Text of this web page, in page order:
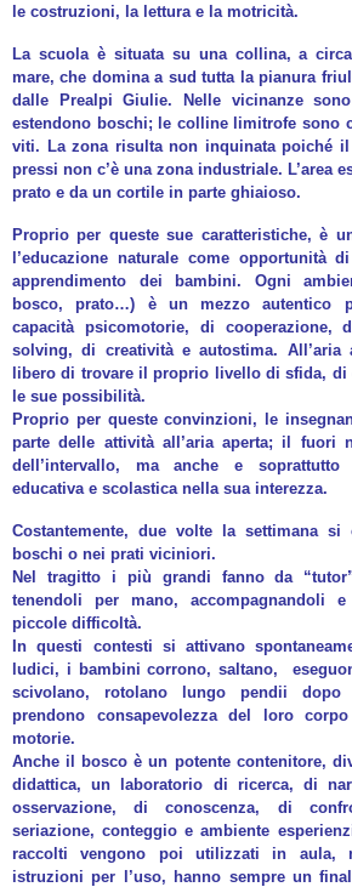
le costruzioni, la lettura e la motricità.
La scuola è situata su una collina, a
mare, che domina a sud tutta la pianura
dalle Prealpi Giulie. Nelle vicinanze
estendono boschi; le colline limitrofe sono
viti. La zona risulta non inquinata poiché
pressi non c’è una zona industriale. L’area
prato e da un cortile in parte ghiaioso.
Proprio per queste sue caratteristiche, è
l’educazione naturale come opportunità
apprendimento dei bambini. Ogni
bosco, prato…) è un mezzo autentico
capacità psicomotorie, di cooperazione,
solving, di creatività e autostima. All’aria
libero di trovare il proprio livello di sfida,
le sue possibilità.
Proprio per queste convinzioni, le
parte delle attività all’aria aperta; il fuori
dell’intervallo, ma anche e soprattutto
educativa e scolastica nella sua interezza.
Costantemente, due volte la settimana si
boschi o nei prati viciniori.
Nel tragitto i più grandi fanno da
tenendoli per mano, accompagnandoli
piccole difficoltà.
In questi contesti si attivano
ludici, i bambini corrono, saltano,
scivolano, rotolano lungo pendii dopo
prendono consapevolezza del loro
motorie.
Anche il bosco è un potente contenitore,
didattica, un laboratorio di ricerca, di
osservazione, di conoscenza, di
seriazione, conteggio e ambiente
raccolti vengono poi utilizzati in aula,
istruzioni per l’uso, hanno sempre un